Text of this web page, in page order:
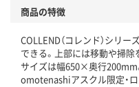
この商品の環境配慮ポイント
アスクル商品環境スコア詳
商品の特徴
COLLEND（コレンド）シリ
できる。上部には移動や掃
サイズは幅650×奥行200mm
omotenashiアスクル限定・